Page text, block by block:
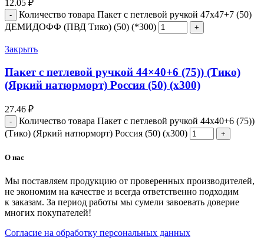
12.05 ₽
Количество товара Пакет с петлевой ручкой 47x47+7 (50)
ДЕМИДОФФ (ПВД Тико) (50) (*300)
Закрыть
Пакет с петлевой ручкой 44×40+6 (75)) (Тико)
(Яркий натюрморт) Россия (50) (х300)
27.46 ₽
Количество товара Пакет с петлевой ручкой 44x40+6 (75))
(Тико) (Яркий натюрморт) Россия (50) (х300)
О нас
Мы поставляем продукцию от проверенных производителей,
не экономим на качестве и всегда ответственно подходим
к заказам. За период работы мы сумели завоевать доверие
многих покупателей!
Согласие на обработку персональных данных